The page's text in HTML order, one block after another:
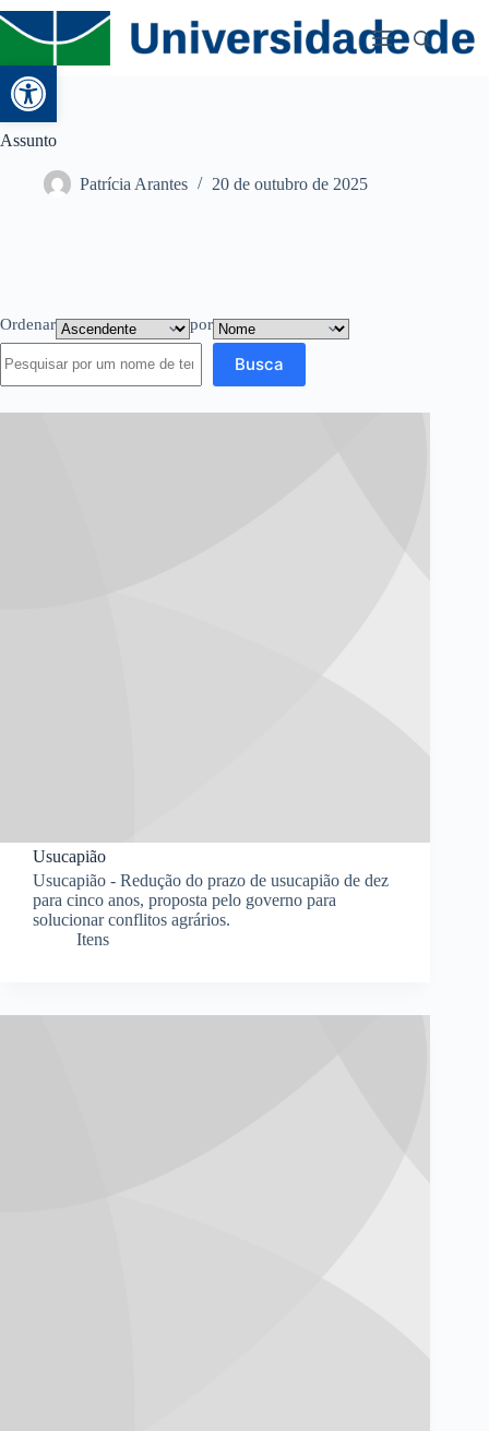
Abrir a barra de ferramentas
Assunto
Patrícia Arantes 20 de outubro de 2025
Ordenar por
Busca
Usucapião
Usucapião - Redução do prazo de usucapião de dez
para cinco anos, proposta pelo governo para
solucionar conflitos agrários.
Itens